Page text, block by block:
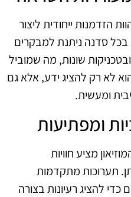
הזדמנות ייחודית ליצור
סדנה ניתנת למבקרים
שונות, מה שמוביל
הוא לא רק להציג ידע, אלא גם
ומעשית.
ומפתיעות
מציע חוויות
תערוכות מתקדמות
להציג רעיונות בצורה